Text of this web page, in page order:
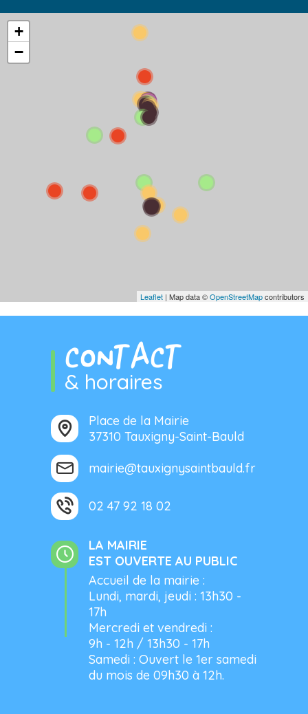
+
−
Leaflet | Map data ©OpenStreetMapcontributors
CONTACT
& horaires
Place de la Mairie
37310 Tauxigny-Saint-Bauld
mairie@tauxignysaintbauld.fr
02 47 92 18 02
LA MAIRIE
EST OUVERTE AU PUBLIC
Accueil de la mairie :
Lundi, mardi, jeudi : 13h30 -
17h
Mercredi et vendredi :
9h - 12h / 13h30 - 17h
Samedi : Ouvert le 1er samedi
du mois de 09h30 à 12h.